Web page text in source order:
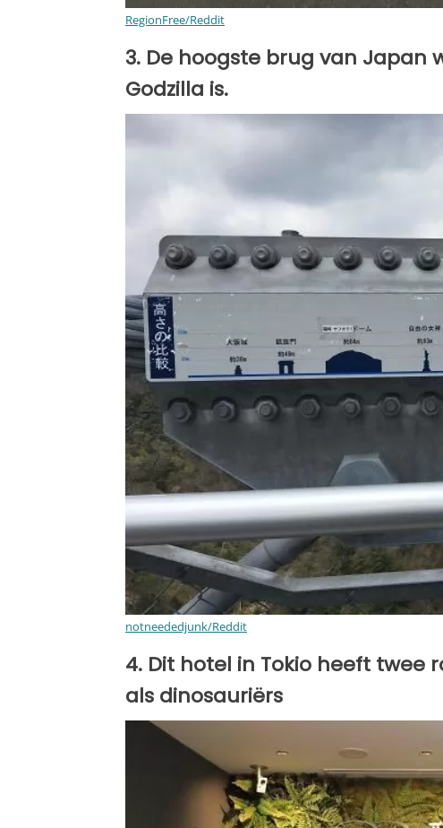
RegionFree/Reddit
3. De hoogste brug van
Godzilla is.
notneededjunk/Reddit
4. Dit hotel in Tokio heeft twee
als dinosauriërs